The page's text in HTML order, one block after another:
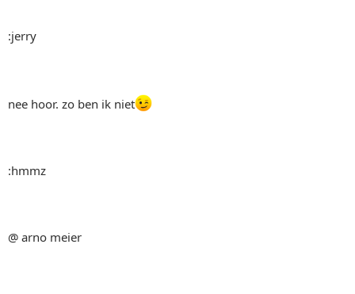
:jerry
nee hoor. zo ben ik niet
:hmmz
@ arno meier